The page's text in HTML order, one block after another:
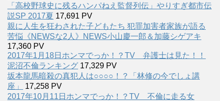
「高校野球史に残るハンパねえ監督列伝」やりすぎ都市伝
説SP 2017夏 17,691 PV
親に人生を狂わされた子どもたち 犯罪加害者家族が語る
苦悩《NEWSな2人》NEWS小山慶一郎＆加藤シゲアキ
17,360 PV
2017年1月18日ホンマでっか！？TV 弁護士は見た！！
泥沼不倫ランキング 17,329 PV
坂本龍馬暗殺の真犯人は○○○○！？「林修の今でしょ講
座」
17,258 PV
2017年10月11日ホンマでっか！？TV 不倫に走る女